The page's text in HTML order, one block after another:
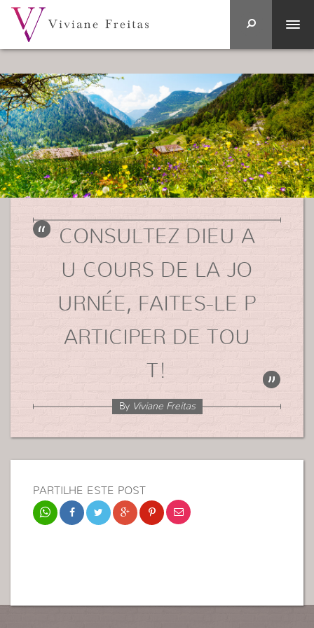
CONSULTEZ DIEU A
U COURS DE LA JO
URNÉE, FAITES-LE P
ARTICIPER DE TOU
T!
By Viviane Freitas
PARTILHE ESTE POST